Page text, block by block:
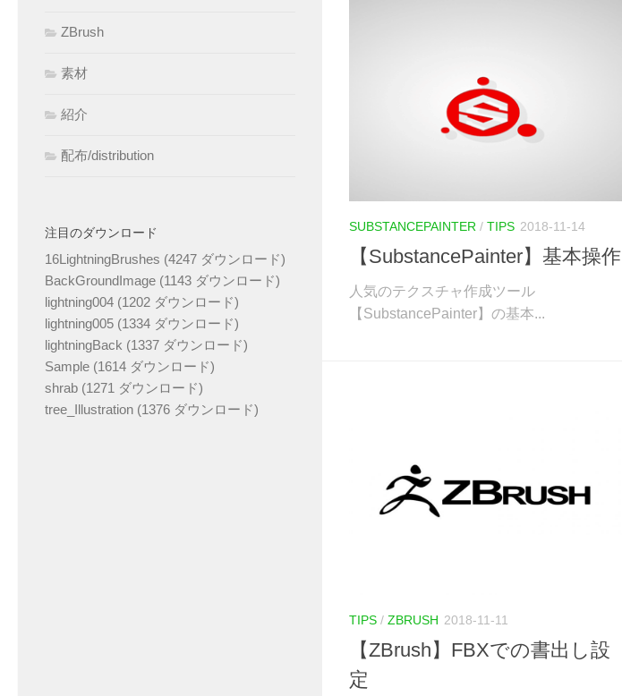
SUBSTANCEPAINTER / TIPS 2018-11-14
【SubstancePainter】基本操作
人気のテクスチャ作成ツール
【SubstancePainter】の基本...
TIPS / ZBRUSH 2018-11-11
【ZBrush】FBXでの書出し設
定
ZBrush
素材
紹介
配布/distribution
注目のダウンロード
16LightningBrushes (4247 ダウンロード)
BackGroundImage (1143 ダウンロード)
lightning004 (1202 ダウンロード)
lightning005 (1334 ダウンロード)
lightningBack (1337 ダウンロード)
Sample (1614 ダウンロード)
shrab (1271 ダウンロード)
tree_Illustration (1376 ダウンロード)